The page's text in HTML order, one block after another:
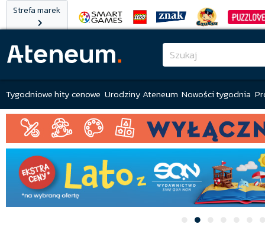
Strefa marek
Tygodniowe hity cenowe Urodziny Ateneum Nowości tygodnia